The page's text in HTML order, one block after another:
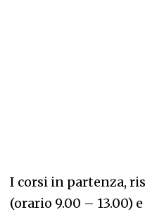
I corsi in partenza,
(orario 9.00 – 13.00)